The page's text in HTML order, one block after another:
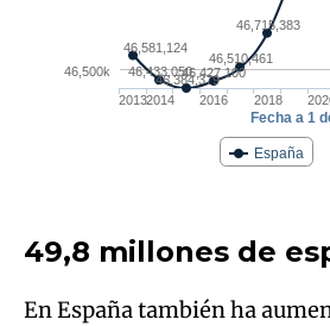
49,8 millones de
En España también ha